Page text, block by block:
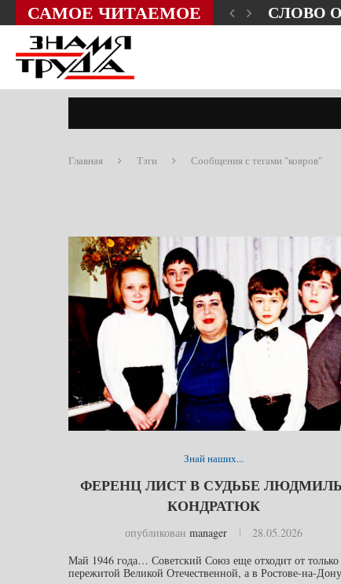
САМОЕ ЧИТАЕМОЕ СЛОВО
Главная Тэги Сообщения с тегами "ковров"
Знай наших...
ФЕРЕНЦ ЛИСТ В СУДЬБЕ
КОНДРАТЮК
опубликован manager
28.05.2026
Май 1946 года… Советский Союз еще отходит от только
пережитой Великой Отечественной, а в Ростове-на-